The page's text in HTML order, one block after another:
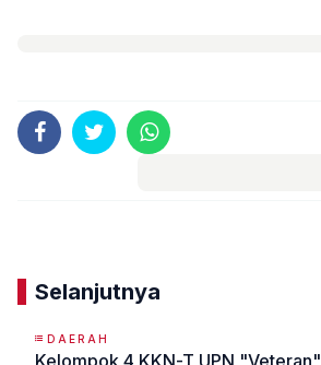
Selanjutnya
DAERAH
Kelompok 4 KKN-T UPN "Veteran"